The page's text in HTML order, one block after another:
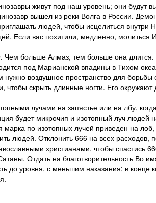
живут под наш уровень; они будут
вышел из реки Волга в России.
людей, чтобы исцелиться внутри
Если вас похитили, медленно, молиться
больше Алмаз, тем больше она
под Марианской впадины в Тихом
воздушное пространство для
скрыть длинные ногти. Его
лучами на запястье или на лбу,
будет микрочип и изотопный луч людей
по изотопных лучей приведен на
людей. Отклонить 666 на всех расходов,
христианами, чтобы спастись
Отдать на благотворительность Во
до уровня, с меньшим наказания; в